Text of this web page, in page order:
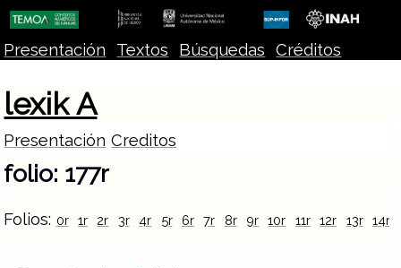
Presentación Textos Búsquedas Créditos
lexik A
Presentación Creditos
folio: 177r
Folios: 0r 1r 2r 3r 4r 5r 6r 7r 8r 9r 10r 11r 12r 13r 14r